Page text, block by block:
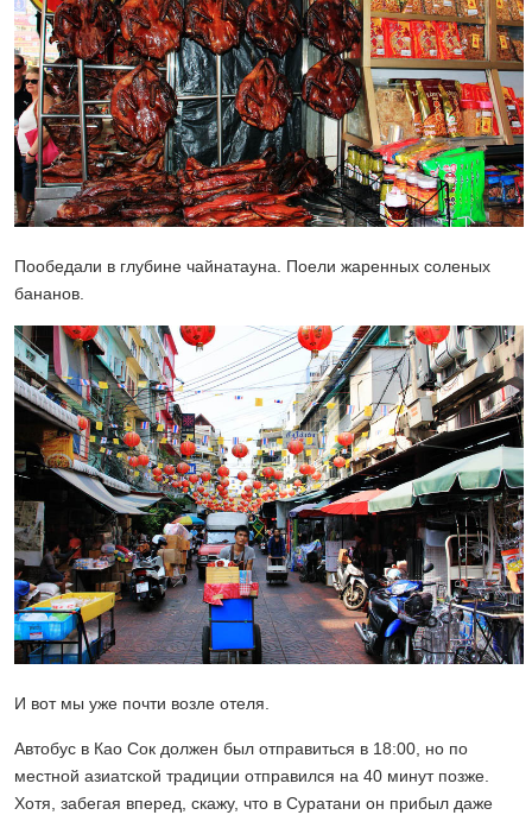
Пообедали в глубине чайнатауна. Поели жаренных соленых
бананов.
И вот мы уже почти возле отеля.
Автобус в Као Сок должен был отправиться в 18:00, но по
местной азиатской традиции отправился на 40 минут позже.
Хотя, забегая вперед, скажу, что в Суратани он прибыл даже